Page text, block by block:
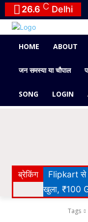
26.6 C Delhi
HOME ABOUT
जन समस्या या चौपाल
SONG LOGIN
ब्रेकिंग Flipkart से
खुला, ₹100
Tags